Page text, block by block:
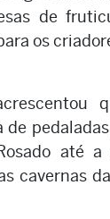
de
os
de
até a
cavernas